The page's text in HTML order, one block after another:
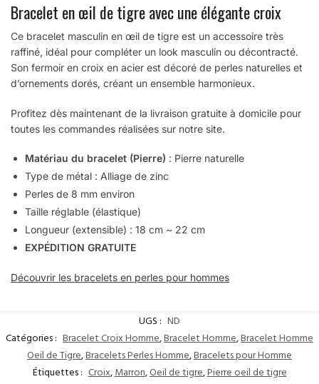
Bracelet en œil de tigre avec une élégante croix
Ce bracelet masculin en œil de tigre est un accessoire très
raffiné, idéal pour compléter un look masculin ou décontracté.
Son fermoir en croix en acier est décoré de perles naturelles et
d’ornements dorés, créant un ensemble harmonieux.
Profitez dès maintenant de la livraison gratuite à domicile pour
toutes les commandes réalisées sur notre site.
Matériau du bracelet (Pierre) : Pierre naturelle
Type de métal : Alliage de zinc
Perles de 8 mm environ
Taille réglable (élastique)
Longueur (extensible) : 18 cm ~ 22 cm
EXPÉDITION GRATUITE
Découvrir les bracelets en perles pour hommes
UGS : ND
Catégories : Bracelet Croix Homme,Bracelet Homme,Bracelet Homme
Oeil de Tigre,Bracelets Perles Homme,Bracelets pour Homme
Étiquettes : Croix,Marron,Oeil de tigre,Pierre oeil de tigre